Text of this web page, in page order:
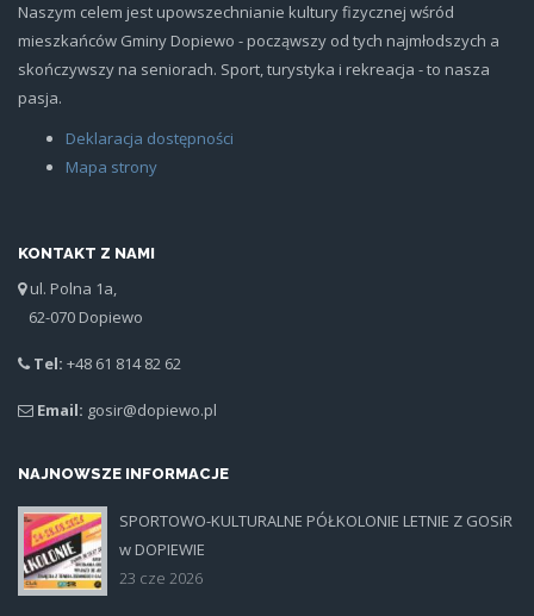
Naszym celem jest upowszechnianie kultury fizycznej wśród
mieszkańców Gminy Dopiewo - począwszy od tych najmłodszych a
skończywszy na seniorach. Sport, turystyka i rekreacja - to nasza
pasja.
Deklaracja dostępności
Mapa strony
KONTAKT Z NAMI
ul. Polna 1a,
62-070 Dopiewo
Tel: +48 61 814 82 62
Email: gosir@dopiewo.pl
NAJNOWSZE INFORMACJE
plakat.jpg
SPORTOWO-KULTURALNE PÓŁKOLONIE LETNIE Z GOSiR
w DOPIEWIE
23 cze 2026